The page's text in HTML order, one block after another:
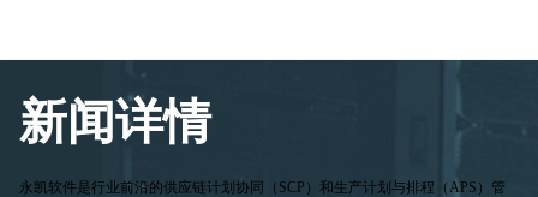
新闻详情
永凯软件是行业前沿的供应链计划协同（SCP）和生产计划与排程（APS）管